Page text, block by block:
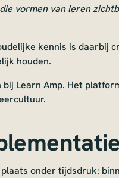
vormen van leren
kennis is daarbij
houden.
bij Learn Amp. Het
onder tijdsdruk: